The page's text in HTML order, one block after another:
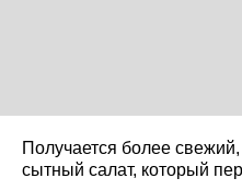
Получается более
сытный салат, который